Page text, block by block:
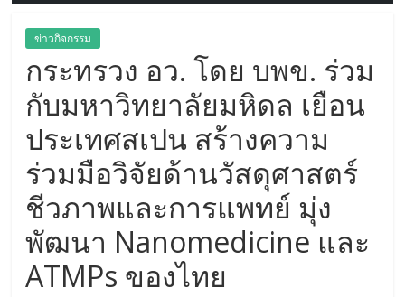
เพื่อ
พัฒนา
คุณภาพ
ชีวิต
ข่าวกิจกรรม
กระทรวง อว. โดย บพข. ร่วม
กับมหาวิทยาลัยมหิดล เยือน
ประเทศสเปน สร้างความ
ร่วมมือวิจัยด้านวัสดุศาสตร์
ชีวภาพและการแพทย์ มุ่ง
พัฒนา Nanomedicine และ
ATMPs ของไทย